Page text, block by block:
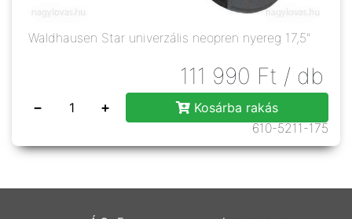
Waldhausen Star univerzális neopren nyereg 17,5"
111 990 Ft / db
− +
Kosárba rakás
610-5211-175